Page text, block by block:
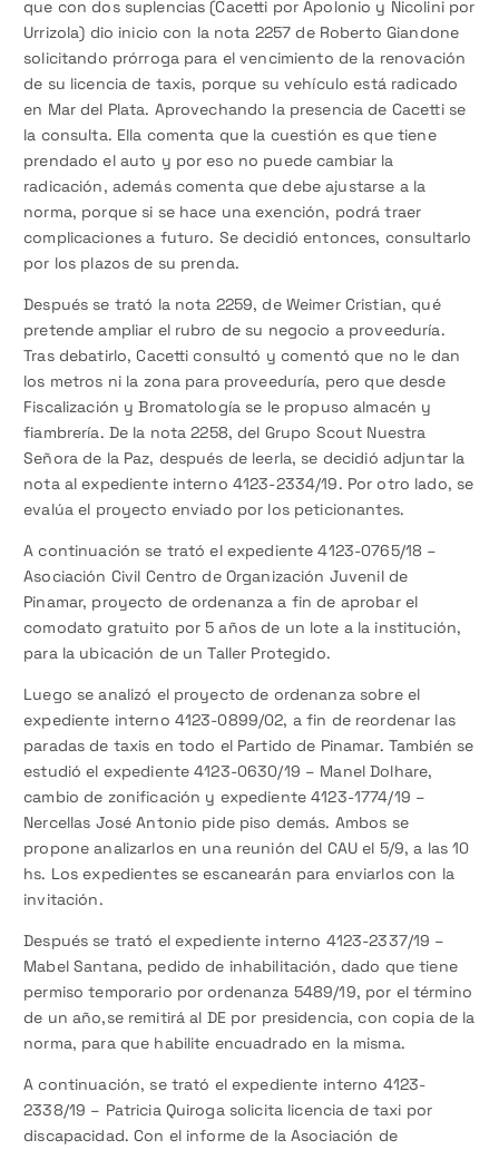
que con dos suplencias (Cacetti por Apolonio y Nicolini por
Urrizola) dio inicio con la nota 2257 de Roberto Giandone
solicitando prórroga para el vencimiento de la renovación
de su licencia de taxis, porque su vehículo está radicado
en Mar del Plata. Aprovechando la presencia de Cacetti se
la consulta. Ella comenta que la cuestión es que tiene
prendado el auto y por eso no puede cambiar la
radicación, además comenta que debe ajustarse a la
norma, porque si se hace una exención, podrá traer
complicaciones a futuro. Se decidió entonces, consultarlo
por los plazos de su prenda.
Después se trató la nota 2259, de Weimer Cristian, qué
pretende ampliar el rubro de su negocio a proveeduría.
Tras debatirlo, Cacetti consultó y comentó que no le dan
los metros ni la zona para proveeduría, pero que desde
Fiscalización y Bromatología se le propuso almacén y
fiambrería. De la nota 2258, del Grupo Scout Nuestra
Señora de la Paz, después de leerla, se decidió adjuntar la
nota al expediente interno 4123-2334/19. Por otro lado, se
evalúa el proyecto enviado por los peticionantes.
A continuación se trató el expediente 4123-0765/18 –
Asociación Civil Centro de Organización Juvenil de
Pinamar, proyecto de ordenanza a fin de aprobar el
comodato gratuito por 5 años de un lote a la institución,
para la ubicación de un Taller Protegido.
Luego se analizó el proyecto de ordenanza sobre el
expediente interno 4123-0899/02, a fin de reordenar las
paradas de taxis en todo el Partido de Pinamar. También se
estudió el expediente 4123-0630/19 – Manel Dolhare,
cambio de zonificación y expediente 4123-1774/19 –
Nercellas José Antonio pide piso demás. Ambos se
propone analizarlos en una reunión del CAU el 5/9, a las 10
hs. Los expedientes se escanearán para enviarlos con la
invitación.
Después se trató el expediente interno 4123-2337/19 –
Mabel Santana, pedido de inhabilitación, dado que tiene
permiso temporario por ordenanza 5489/19, por el término
de un año,se remitirá al DE por presidencia, con copia de la
norma, para que habilite encuadrado en la misma.
A continuación, se trató el expediente interno 4123-
2338/19 – Patricia Quiroga solicita licencia de taxi por
discapacidad. Con el informe de la Asociación de